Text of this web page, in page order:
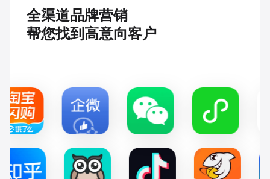
全渠道品牌营销
帮您找到高意向客户